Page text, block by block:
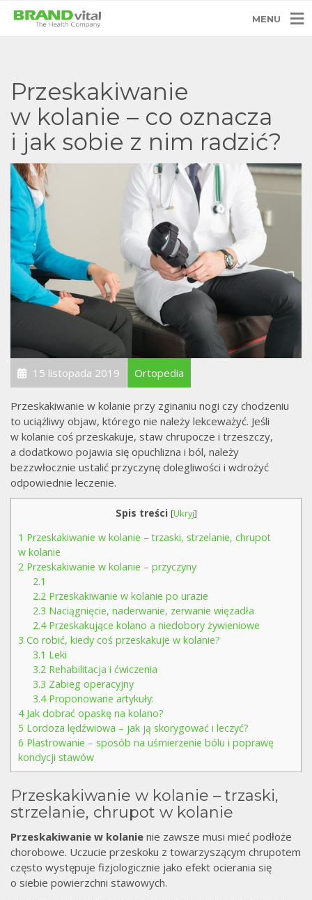
MENU
Przeskakiwanie
w kolanie – co oznacza
i jak sobie z nim radzić?
15 listopada 2019 Ortopedia
Przeskakiwanie w kolanie przy zginaniu nogi czy chodzeniu
to uciążliwy objaw, którego nie należy lekceważyć. Jeśli
w kolanie coś przeskakuje, staw chrupocze i trzeszczy,
a dodatkowo pojawia się opuchlizna i ból, należy
bezzwłocznie ustalić przyczynę dolegliwości i wdrożyć
odpowiednie leczenie.
Spis treści [Ukryj]
1 Przeskakiwanie w kolanie – trzaski, strzelanie, chrupot
w kolanie
2 Przeskakiwanie w kolanie – przyczyny
2.1
2.2 Przeskakiwanie w kolanie po urazie
2.3 Naciągnięcie, naderwanie, zerwanie więzadła
2.4Przeskakujące kolano a niedobory żywieniowe
3 Co robić, kiedy coś przeskakuje w kolanie?
3.1 Leki
3.2 Rehabilitacja i ćwiczenia
3.3 Zabieg operacyjny
3.4Proponowane artykuły:
4Jak dobrać opaskę na kolano?
5 Lordoza lędźwiowa – jak ją skorygować i leczyć?
6 Plastrowanie – sposób na uśmierzenie bólu i poprawę
kondycji stawów
Przeskakiwanie w kolanie – trzaski,
strzelanie, chrupot w kolanie
Przeskakiwanie w kolanie nie zawsze musi mieć podłoże
chorobowe. Uczucie przeskoku z towarzyszącym chrupotem
często występuje fizjologicznie jako efekt ocierania się
o siebie powierzchni stawowych.